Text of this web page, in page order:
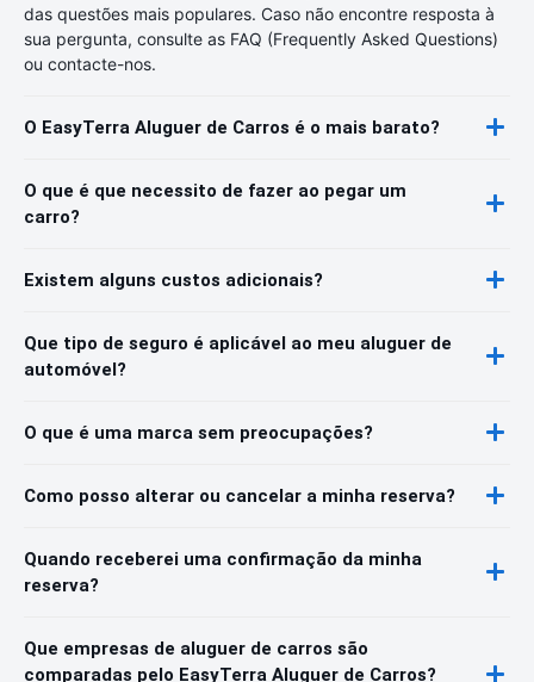
das questões mais populares. Caso não encontre resposta à
sua pergunta, consulte as FAQ (Frequently Asked Questions)
ou contacte-nos.
O EasyTerra Aluguer de Carros é o mais barato?
O que é que necessito de fazer ao pegar um
carro?
Existem alguns custos adicionais?
Que tipo de seguro é aplicável ao meu aluguer de
automóvel?
O que é uma marca sem preocupações?
Como posso alterar ou cancelar a minha reserva?
Quando receberei uma confirmação da minha
reserva?
Que empresas de aluguer de carros são
comparadas pelo EasyTerra Aluguer de Carros?